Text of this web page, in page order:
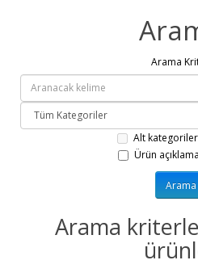
Arama
Alt
Ürün
Arama